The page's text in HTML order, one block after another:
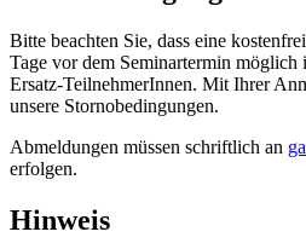
Bitte beachten Sie, dass eine
Tage vor dem Seminartermin
Ersatz-TeilnehmerInnen. Mit Ihrer
unsere Stornobedingungen.
Abmeldungen müssen schriftlich an
erfolgen.
Hinweis